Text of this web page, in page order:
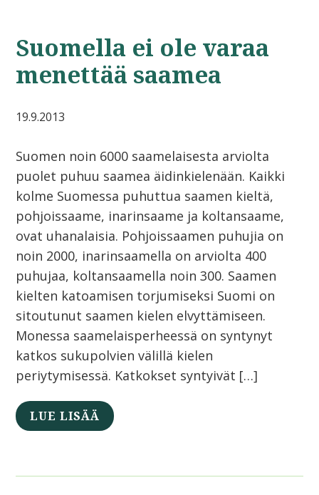
Suomella ei ole varaa
menettää saamea
19.9.2013
Suomen noin 6000 saamelaisesta arviolta
puolet puhuu saamea äidinkielenään. Kaikki
kolme Suomessa puhuttua saamen kieltä,
pohjoissaame, inarinsaame ja koltansaame,
ovat uhanalaisia. Pohjoissaamen puhujia on
noin 2000, inarinsaamella on arviolta 400
puhujaa, koltansaamella noin 300. Saamen
kielten katoamisen torjumiseksi Suomi on
sitoutunut saamen kielen elvyttämiseen.
Monessa saamelaisperheessä on syntynyt
katkos sukupolvien välillä kielen
periytymisessä. Katkokset syntyivät […]
LUE LISÄÄ